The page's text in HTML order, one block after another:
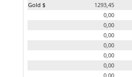
Gold $
1293,45
0,00
0,00
0,00
0,00
0,00
0,00
0,00